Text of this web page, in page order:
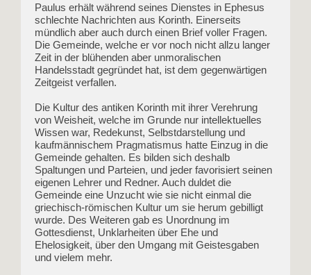
Paulus erhält während seines Dienstes in Ephesus
schlechte Nachrichten aus Korinth. Einerseits
mündlich aber auch durch einen Brief voller Fragen.
Die Gemeinde, welche er vor noch nicht allzu langer
Zeit in der blühenden aber unmoralischen
Handelsstadt gegründet hat, ist dem gegenwärtigen
Zeitgeist verfallen.
Die Kultur des antiken Korinth mit ihrer Verehrung
von Weisheit, welche im Grunde nur intellektuelles
Wissen war, Redekunst, Selbstdarstellung und
kaufmännischem Pragmatismus hatte Einzug in die
Gemeinde gehalten. Es bilden sich deshalb
Spaltungen und Parteien, und jeder favorisiert seinen
eigenen Lehrer und Redner. Auch duldet die
Gemeinde eine Unzucht wie sie nicht einmal die
griechisch-römischen Kultur um sie herum gebilligt
wurde. Des Weiteren gab es Unordnung im
Gottesdienst, Unklarheiten über Ehe und
Ehelosigkeit, über den Umgang mit Geistesgaben
und vielem mehr.